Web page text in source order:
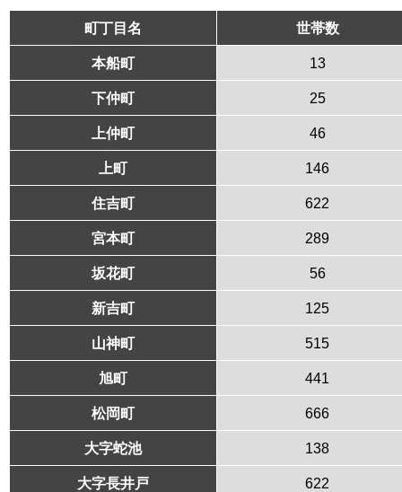
町丁目名 世帯数
本船町 13
下仲町 25
上仲町 46
上町 146
住吉町 622
宮本町 289
坂花町 56
新吉町 125
山神町 515
旭町 441
松岡町 666
大字蛇池 138
大字長井戸 622